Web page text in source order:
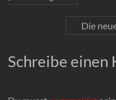
Die
Schreibe einen